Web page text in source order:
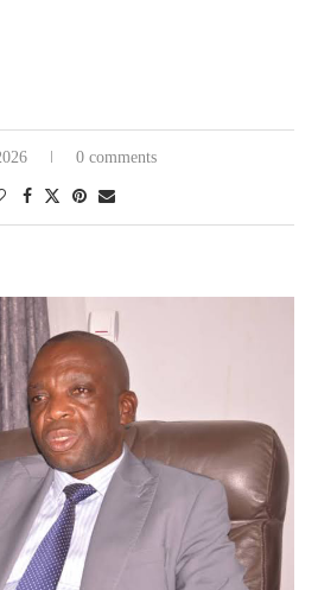
0 comments